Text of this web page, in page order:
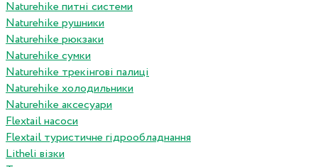
Naturehike питні системи
Naturehike рушники
Naturehike рюкзаки
Naturehike сумки
Naturehike трекінгові палиці
Naturehike холодильники
Naturehike аксесуари
Flextail насоси
Flextail туристичне гідрообладнання
Litheli візки